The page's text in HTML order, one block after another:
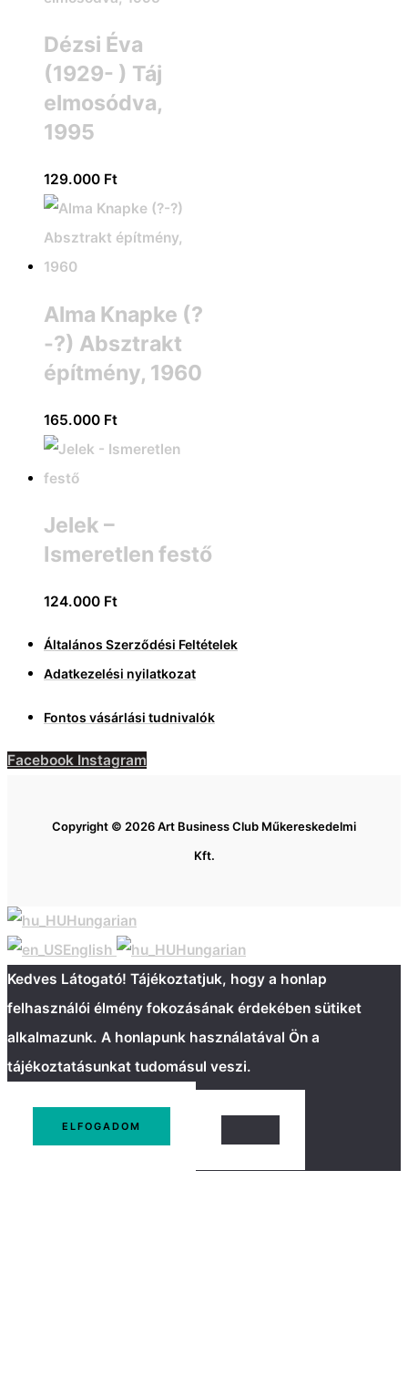
Dézsi Éva
(1929- ) Táj
elmosódva,
1995
129.000 Ft
Alma Knapke (?
-?) Absztrakt
építmény, 1960
165.000 Ft
Jelek –
Ismeretlen festő
124.000 Ft
Általános Szerződési Feltételek
Adatkezelési nyilatkozat
Fontos vásárlási tudnivalók
Facebook Instagram
Copyright © 2026 Art Business Club Műkereskedelmi
Kft.
Hungarian
English
Hungarian
Kedves Látogató! Tájékoztatjuk, hogy a honlap
felhasználói élmény fokozásának érdekében sütiket
alkalmazunk. A honlapunk használatával Ön a
tájékoztatásunkat tudomásul veszi.
ELFOGADOM